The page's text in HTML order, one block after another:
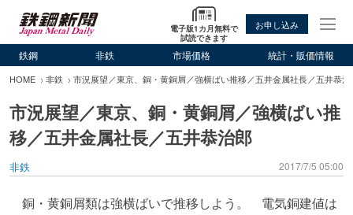
電子版1カ月無料で
試読できます
お申し込み
鉄鋼 非鉄 市場価格 統計・販価情報
HOME 非鉄 市況展望／東京、銅・黄銅屑／強横ばい推移／五井金属社長／五井恭治
市況展望／東京、銅・黄銅屑／強横ばい推
移／五井金属社長／五井恭治郎
非鉄 2017/7/5 05:00
銅・黄銅屑類は強横ばいで推移しよう。 電気銅建値は